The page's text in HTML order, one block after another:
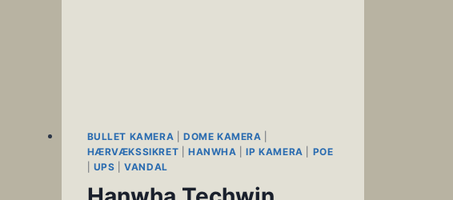
BULLET KAMERA |DOME KAMERA
HÆRVÆKSSIKRET |HANWHA |IP KAMERA
POE
UPS |VANDAL